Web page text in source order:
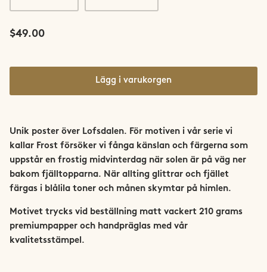
Stetind
Tromsø
Trondheim
Trollheimen
Trysil
$49.00
Lägg i varukorgen
Unik poster över Lofsdalen. För motiven i vår serie vi
kallar Frost försöker vi fånga känslan och färgerna som
uppstår en frostig midvinterdag när solen är på väg ner
bakom fjälltopparna. När allting glittrar och fjället
färgas i blålila toner och månen skymtar på himlen.
Motivet trycks vid beställning matt vackert 210 grams
premiumpapper och handpräglas med vår
kvalitetsstämpel.